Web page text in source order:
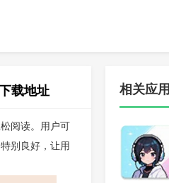
载地址
阅读。用户可
别良好，让用
相关应用